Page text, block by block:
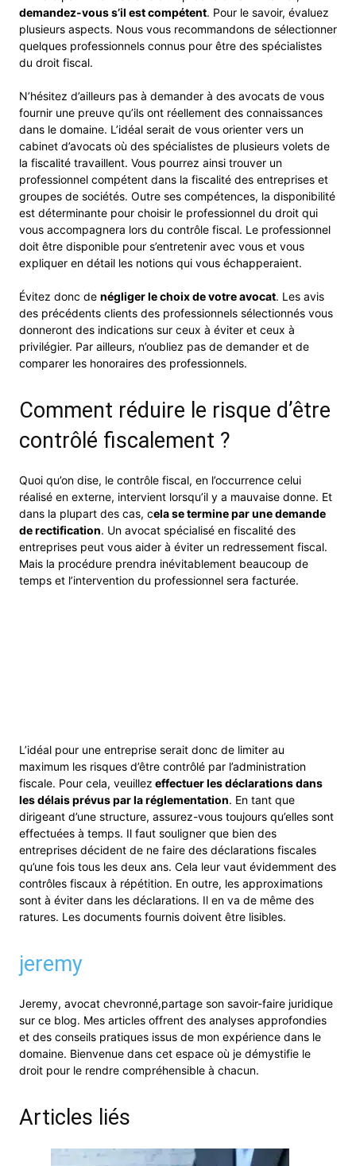
demandez-vous s’il est compétent. Pour le savoir, évaluez
plusieurs aspects. Nous vous recommandons de sélectionner
quelques professionnels connus pour être des spécialistes
du droit fiscal.
N’hésitez d’ailleurs pas à demander à des avocats de vous
fournir une preuve qu’ils ont réellement des connaissances
dans le domaine. L’idéal serait de vous orienter vers un
cabinet d’avocats où des spécialistes de plusieurs volets de
la fiscalité travaillent. Vous pourrez ainsi trouver un
professionnel compétent dans la fiscalité des entreprises et
groupes de sociétés. Outre ses compétences, la disponibilité
est déterminante pour choisir le professionnel du droit qui
vous accompagnera lors du contrôle fiscal. Le professionnel
doit être disponible pour s’entretenir avec vous et vous
expliquer en détail les notions qui vous échapperaient.
Évitez donc de négliger le choix de votre avocat. Les avis
des précédents clients des professionnels sélectionnés vous
donneront des indications sur ceux à éviter et ceux à
privilégier. Par ailleurs, n’oubliez pas de demander et de
comparer les honoraires des professionnels.
Comment réduire le risque d’être
contrôlé fiscalement ?
Quoi qu’on dise, le contrôle fiscal, en l’occurrence celui
réalisé en externe, intervient lorsqu’il y a mauvaise donne. Et
dans la plupart des cas, cela se termine par une demande
de rectification. Un avocat spécialisé en fiscalité des
entreprises peut vous aider à éviter un redressement fiscal.
Mais la procédure prendra inévitablement beaucoup de
temps et l’intervention du professionnel sera facturée.
L’idéal pour une entreprise serait donc de limiter au
maximum les risques d’être contrôlé par l’administration
fiscale. Pour cela, veuillez effectuer les déclarations dans
les délais prévus par la réglementation. En tant que
dirigeant d’une structure, assurez-vous toujours qu’elles sont
effectuées à temps. Il faut souligner que bien des
entreprises décident de ne faire des déclarations fiscales
qu’une fois tous les deux ans. Cela leur vaut évidemment des
contrôles fiscaux à répétition. En outre, les approximations
sont à éviter dans les déclarations. Il en va de même des
ratures. Les documents fournis doivent être lisibles.
jeremy
Jeremy, avocat chevronné,partage son savoir-faire juridique
sur ce blog. Mes articles offrent des analyses approfondies
et des conseils pratiques issus de mon expérience dans le
domaine. Bienvenue dans cet espace où je démystifie le
droit pour le rendre compréhensible à chacun.
Articles liés